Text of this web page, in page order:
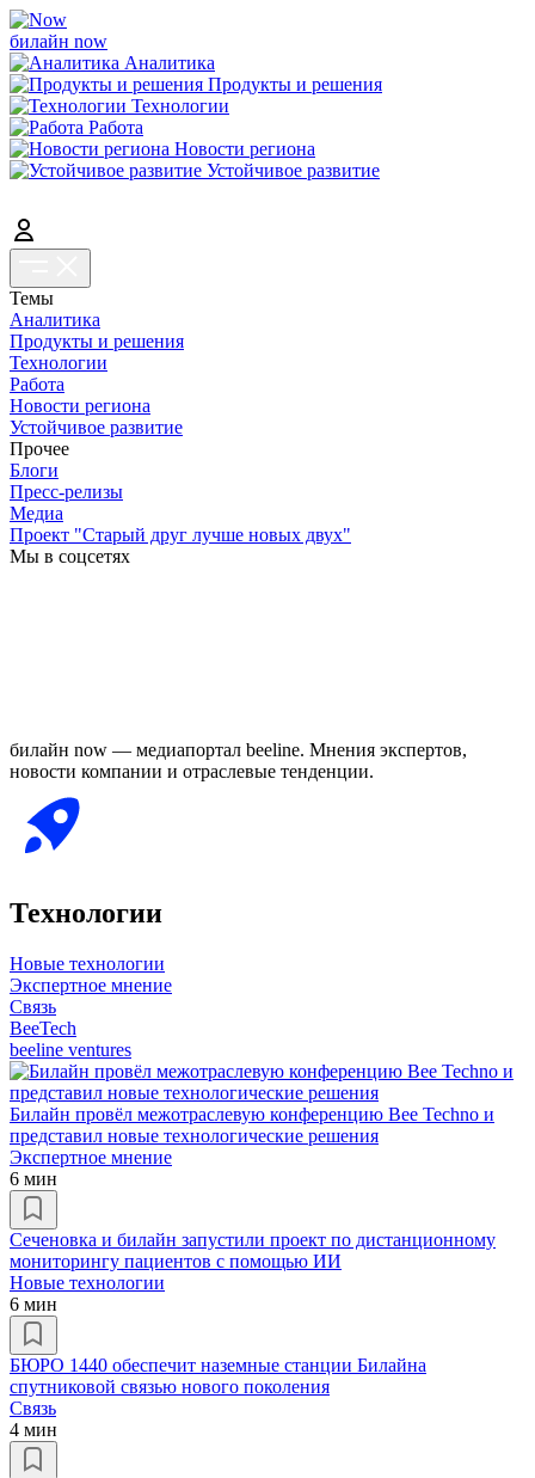
билайн now
Аналитика
Продукты и решения
Технологии
Работа
Новости региона
Устойчивое развитие
Темы
Аналитика
Продукты и решения
Технологии
Работа
Новости региона
Устойчивое развитие
Прочее
Блоги
Пресс-релизы
Медиа
Проект "Старый друг лучше новых двух"
Мы в соцсетях
билайн now — медиапортал beeline. Мнения экспертов,
новости компании и отраслевые тенденции.
Технологии
Новые технологии
Экспертное мнение
Связь
BeeTech
beeline ventures
Билайн провёл межотраслевую конференцию Bee Techno и
представил новые технологические решения
Экспертное мнение
6 мин
Сеченовка и билайн запустили проект по дистанционному
мониторингу пациентов c помощью ИИ
Новые технологии
6 мин
БЮРО 1440 обеспечит наземные станции Билайна
спутниковой связью нового поколения
Связь
4 мин